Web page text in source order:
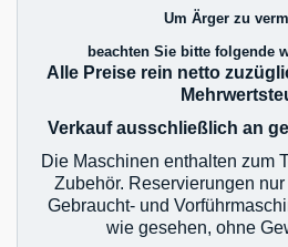
Um Ärger zu
beachten Sie bitte folgende
Alle Preise rein netto
Verkauf ausschließlich an
Die Maschinen enthalten zum
Zubehör. Reservierungen
Gebraucht- und
wie gesehen, ohne